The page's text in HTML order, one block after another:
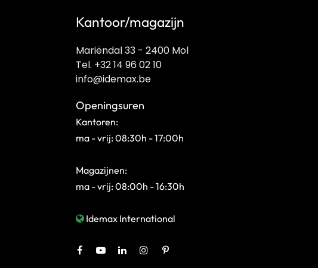
Kantoor/magazijn
Mariëndal 33 - 2400 Mol
Tel. +32 14 96 02 10
info@idemax.be
Openingsuren
Kantoren:
ma - vrij: 08:30h - 17:00h
Magazijnen:
ma - vrij: 08:00h - 16:30h
Idemax International